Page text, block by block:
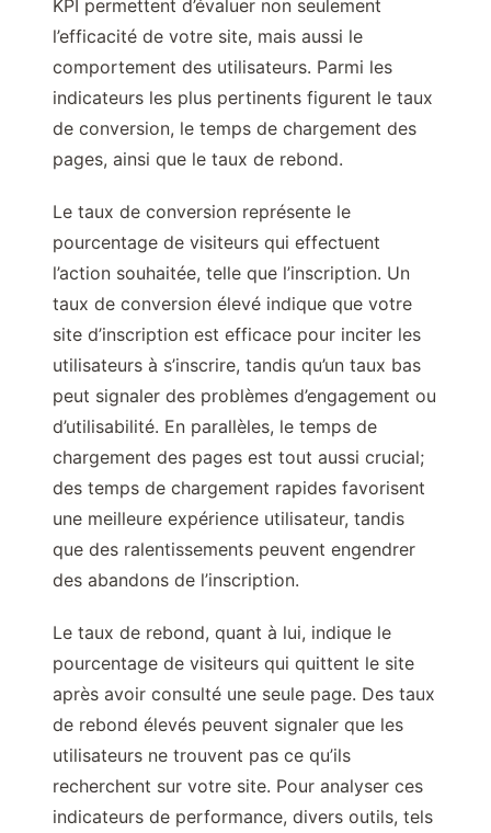
KPI permettent d’évaluer non seulement
l’efficacité de votre site, mais aussi le
comportement des utilisateurs. Parmi les
indicateurs les plus pertinents figurent le taux
de conversion, le temps de chargement des
pages, ainsi que le taux de rebond.
Le taux de conversion représente le
pourcentage de visiteurs qui effectuent
l’action souhaitée, telle que l’inscription. Un
taux de conversion élevé indique que votre
site d’inscription est efficace pour inciter les
utilisateurs à s’inscrire, tandis qu’un taux bas
peut signaler des problèmes d’engagement ou
d’utilisabilité. En parallèles, le temps de
chargement des pages est tout aussi crucial;
des temps de chargement rapides favorisent
une meilleure expérience utilisateur, tandis
que des ralentissements peuvent engendrer
des abandons de l’inscription.
Le taux de rebond, quant à lui, indique le
pourcentage de visiteurs qui quittent le site
après avoir consulté une seule page. Des taux
de rebond élevés peuvent signaler que les
utilisateurs ne trouvent pas ce qu’ils
recherchent sur votre site. Pour analyser ces
indicateurs de performance, divers outils, tels